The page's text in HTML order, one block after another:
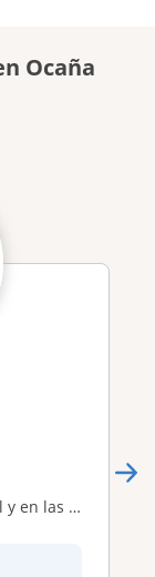
Ocaña
de básica primaria